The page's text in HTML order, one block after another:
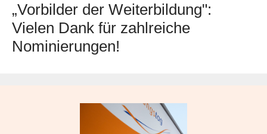
„Vorbilder der Weiterbildung":
Vielen Dank für zahlreiche
Nominierungen!